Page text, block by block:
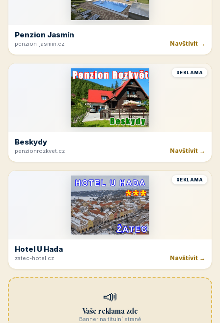
Penzion Jasmín
penzion-jasmin.cz Navštívit →
REKLAMA
Beskydy
penzionrozkvet.cz Navštívit →
REKLAMA
Hotel U Hada
zatec-hotel.cz Navštívit →
📣
Vaše reklama zde
Banner na titulní straně